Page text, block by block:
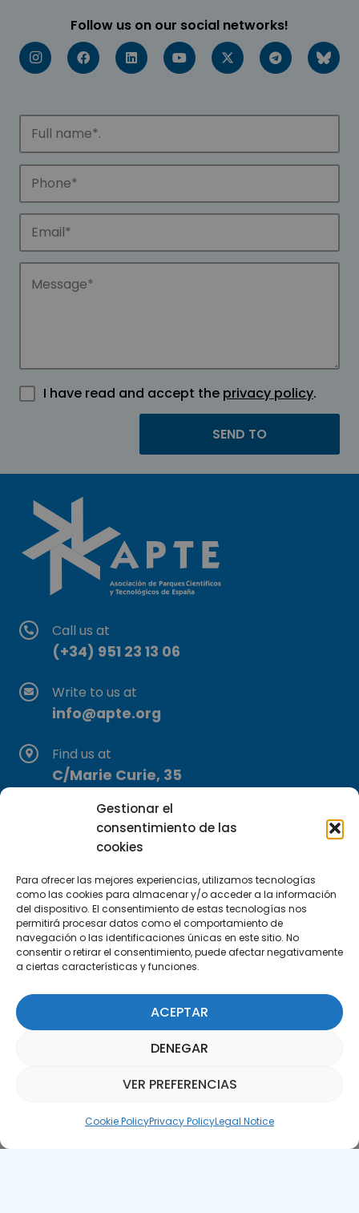
Gestionar el
consentimiento de las
cookies
Para ofrecer las mejores experiencias, utilizamos tecnologías
como las cookies para almacenar y/o acceder a la información
del dispositivo. El consentimiento de estas tecnologías nos
permitirá procesar datos como el comportamiento de
navegación o las identificaciones únicas en este sitio. No
consentir o retirar el consentimiento, puede afectar negativamente
a ciertas características y funciones.
ACEPTAR
DENEGAR
VER PREFERENCIAS
Cookie PolicyPrivacy PolicyLegal Notice
Follow us on our social networks!
I have read and accept the privacy policy.
Call us at
(+34) 951 23 13 06
Write to us at
info@apte.org
Find us at
C/Marie Curie, 35
Subscribe to our Newsletter
SUBSCRIBE HERE